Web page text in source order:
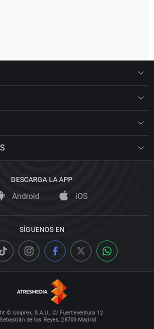
DESCARGA LA APP
Android iOS
SÍGUENOS EN
© Uniprex, S.A.U., C/ Fuerteventura 12
de los Reyes, 28703 Madrid